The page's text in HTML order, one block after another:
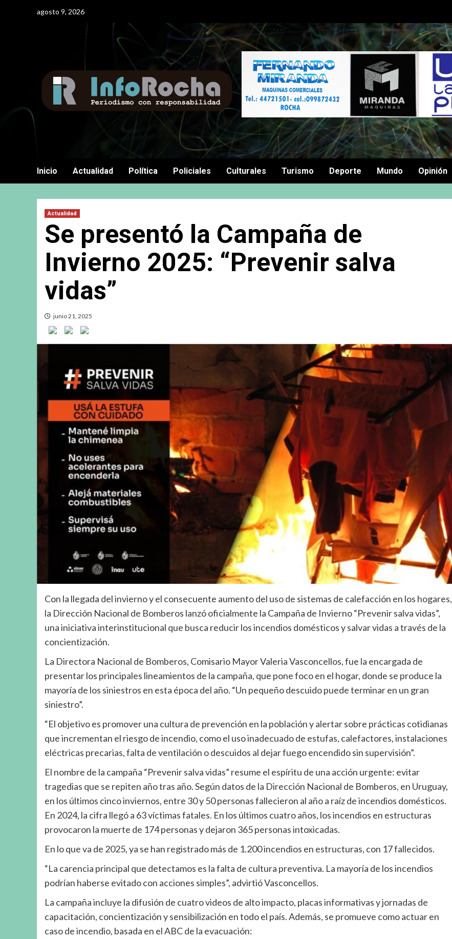
agosto 9, 2026
Inicio Actualidad Política Policiales Culturales Turismo Deporte Mundo Opinión
Actualidad
Se presentó la Campaña de
Invierno 2025: “Prevenir salva
vidas”
junio 21, 2025
Con la llegada del invierno y el consecuente aumento del uso de sistemas de calefacción en los hogares,
la Dirección Nacional de Bomberos lanzó oficialmente la Campaña de Invierno “Prevenir salva vidas”,
una iniciativa interinstitucional que busca reducir los incendios domésticos y salvar vidas a través de la
concientización.
La Directora Nacional de Bomberos, Comisario Mayor Valeria Vasconcellos, fue la encargada de
presentar los principales lineamientos de la campaña, que pone foco en el hogar, donde se produce la
mayoría de los siniestros en esta época del año. “Un pequeño descuido puede terminar en un gran
siniestro”.
“El objetivo es promover una cultura de prevención en la población y alertar sobre prácticas cotidianas
que incrementan el riesgo de incendio, como el uso inadecuado de estufas, calefactores, instalaciones
eléctricas precarias, falta de ventilación o descuidos al dejar fuego encendido sin supervisión”.
El nombre de la campaña “Prevenir salva vidas” resume el espíritu de una acción urgente: evitar
tragedias que se repiten año tras año. Según datos de la Dirección Nacional de Bomberos, en Uruguay,
en los últimos cinco inviernos, entre 30 y 50 personas fallecieron al año a raíz de incendios domésticos.
En 2024, la cifra llegó a 63 víctimas fatales. En los últimos cuatro años, los incendios en estructuras
provocaron la muerte de 174 personas y dejaron 365 personas intoxicadas.
En lo que va de 2025, ya se han registrado más de 1.200 incendios en estructuras, con 17 fallecidos.
“La carencia principal que detectamos es la falta de cultura preventiva. La mayoría de los incendios
podrían haberse evitado con acciones simples”, advirtió Vasconcellos.
La campaña incluye la difusión de cuatro videos de alto impacto, placas informativas y jornadas de
capacitación, concientización y sensibilización en todo el país. Además, se promueve como actuar en
caso de incendio, basada en el ABC de la evacuación: